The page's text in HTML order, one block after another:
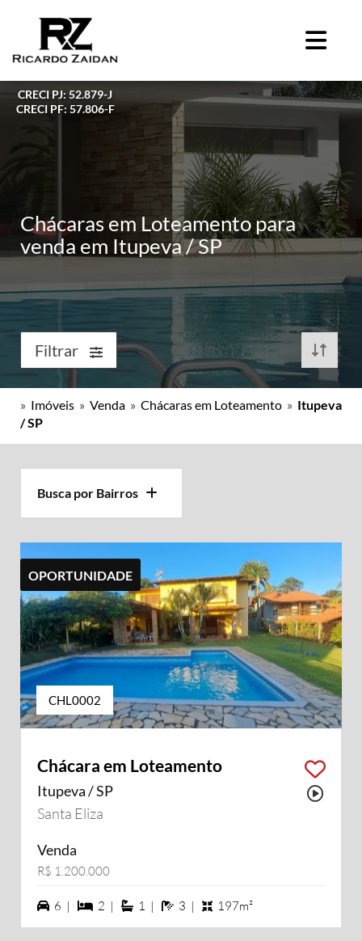
CRECI PJ: 52.879-J
CRECI PF: 57.806-F
Chácaras em Loteamento para
venda em Itupeva / SP
Filtrar
» Imóveis » Venda » Chácaras em Loteamento » Itupeva
/ SP
Busca por Bairros
OPORTUNIDADE
CHL0002
Chácara em Loteamento
Itupeva / SP
Santa Eliza
Venda
R$ 1.200.000
6 vagas na garagem
6 | 2 dormiórios
2 | 1 suítes
1 | 3 banheiros
3 | 197m²